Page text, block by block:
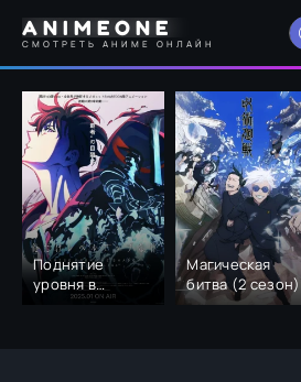
ANIMEONE
СМОТРЕТЬ АНИМЕ ОНЛАЙН
Поднятие
уровня в
одиночку 2:
Магическая
битва (2 сезон)